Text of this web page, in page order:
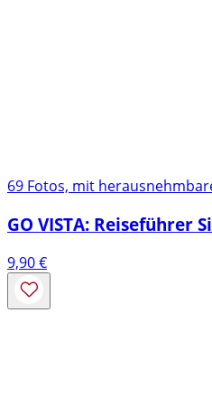
69 Fotos, mit
GO VISTA: Reiseführer
9,90€